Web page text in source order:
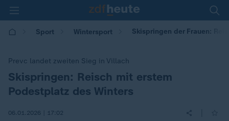
Sport Wintersport Skispringen der Frauen:
Prevc landet zweiten Sieg in Villach
:
Skispringen: Reisch mit erstem
Podestplatz des Winters
06.01.2026 | 17:02